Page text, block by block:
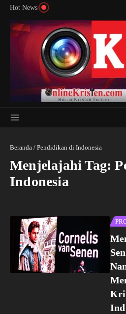
Lewati ke konten
Hot News
Beranda / Pendidikan di Indonesia
Menjelajahi Tag:
Indonesia